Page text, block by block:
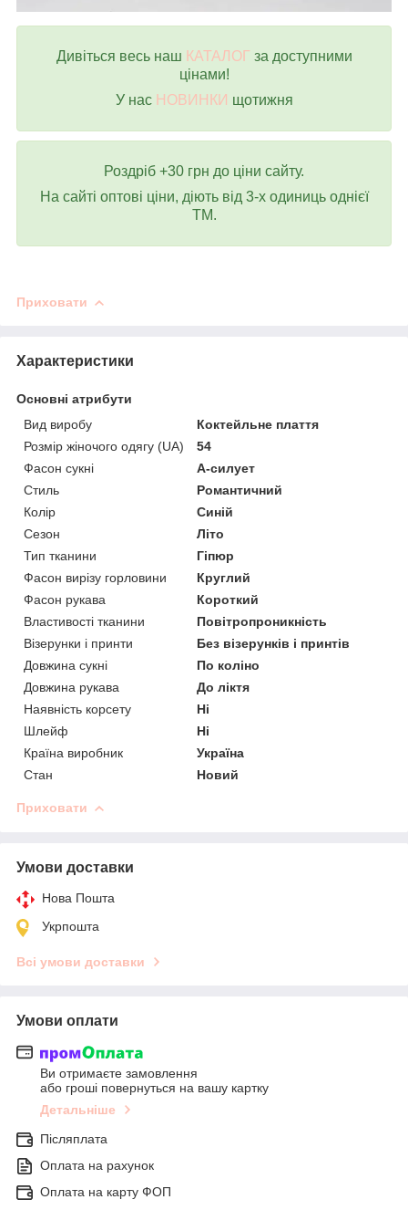
Дивіться весь наш КАТАЛОГ за доступними
цінами!
У нас НОВИНКИ щотижня
Роздріб +30 грн до ціни сайту.
На сайті оптові ціни, діють від 3-х одиниць однієї
ТМ.
Приховати
Характеристики
Основні атрибути
Вид виробу
Коктейльне плаття
Розмір жіночого одягу (UA)
54
Фасон сукні
А-силует
Стиль
Романтичний
Колір
Синій
Сезон
Літо
Тип тканини
Гіпюр
Фасон вирізу горловини
Круглий
Фасон рукава
Короткий
Властивості тканини
Повітропроникність
Візерунки і принти
Без візерунків і принтів
Довжина сукні
По коліно
Довжина рукава
До ліктя
Наявність корсету
Ні
Шлейф
Ні
Країна виробник
Україна
Стан
Новий
Приховати
Умови доставки
Нова Пошта
Укрпошта
Всі умови доставки
Умови оплати
Ви отримаєте замовлення
або гроші повернуться на вашу картку
Детальніше
Післяплата
Оплата на рахунок
Оплата на карту ФОП